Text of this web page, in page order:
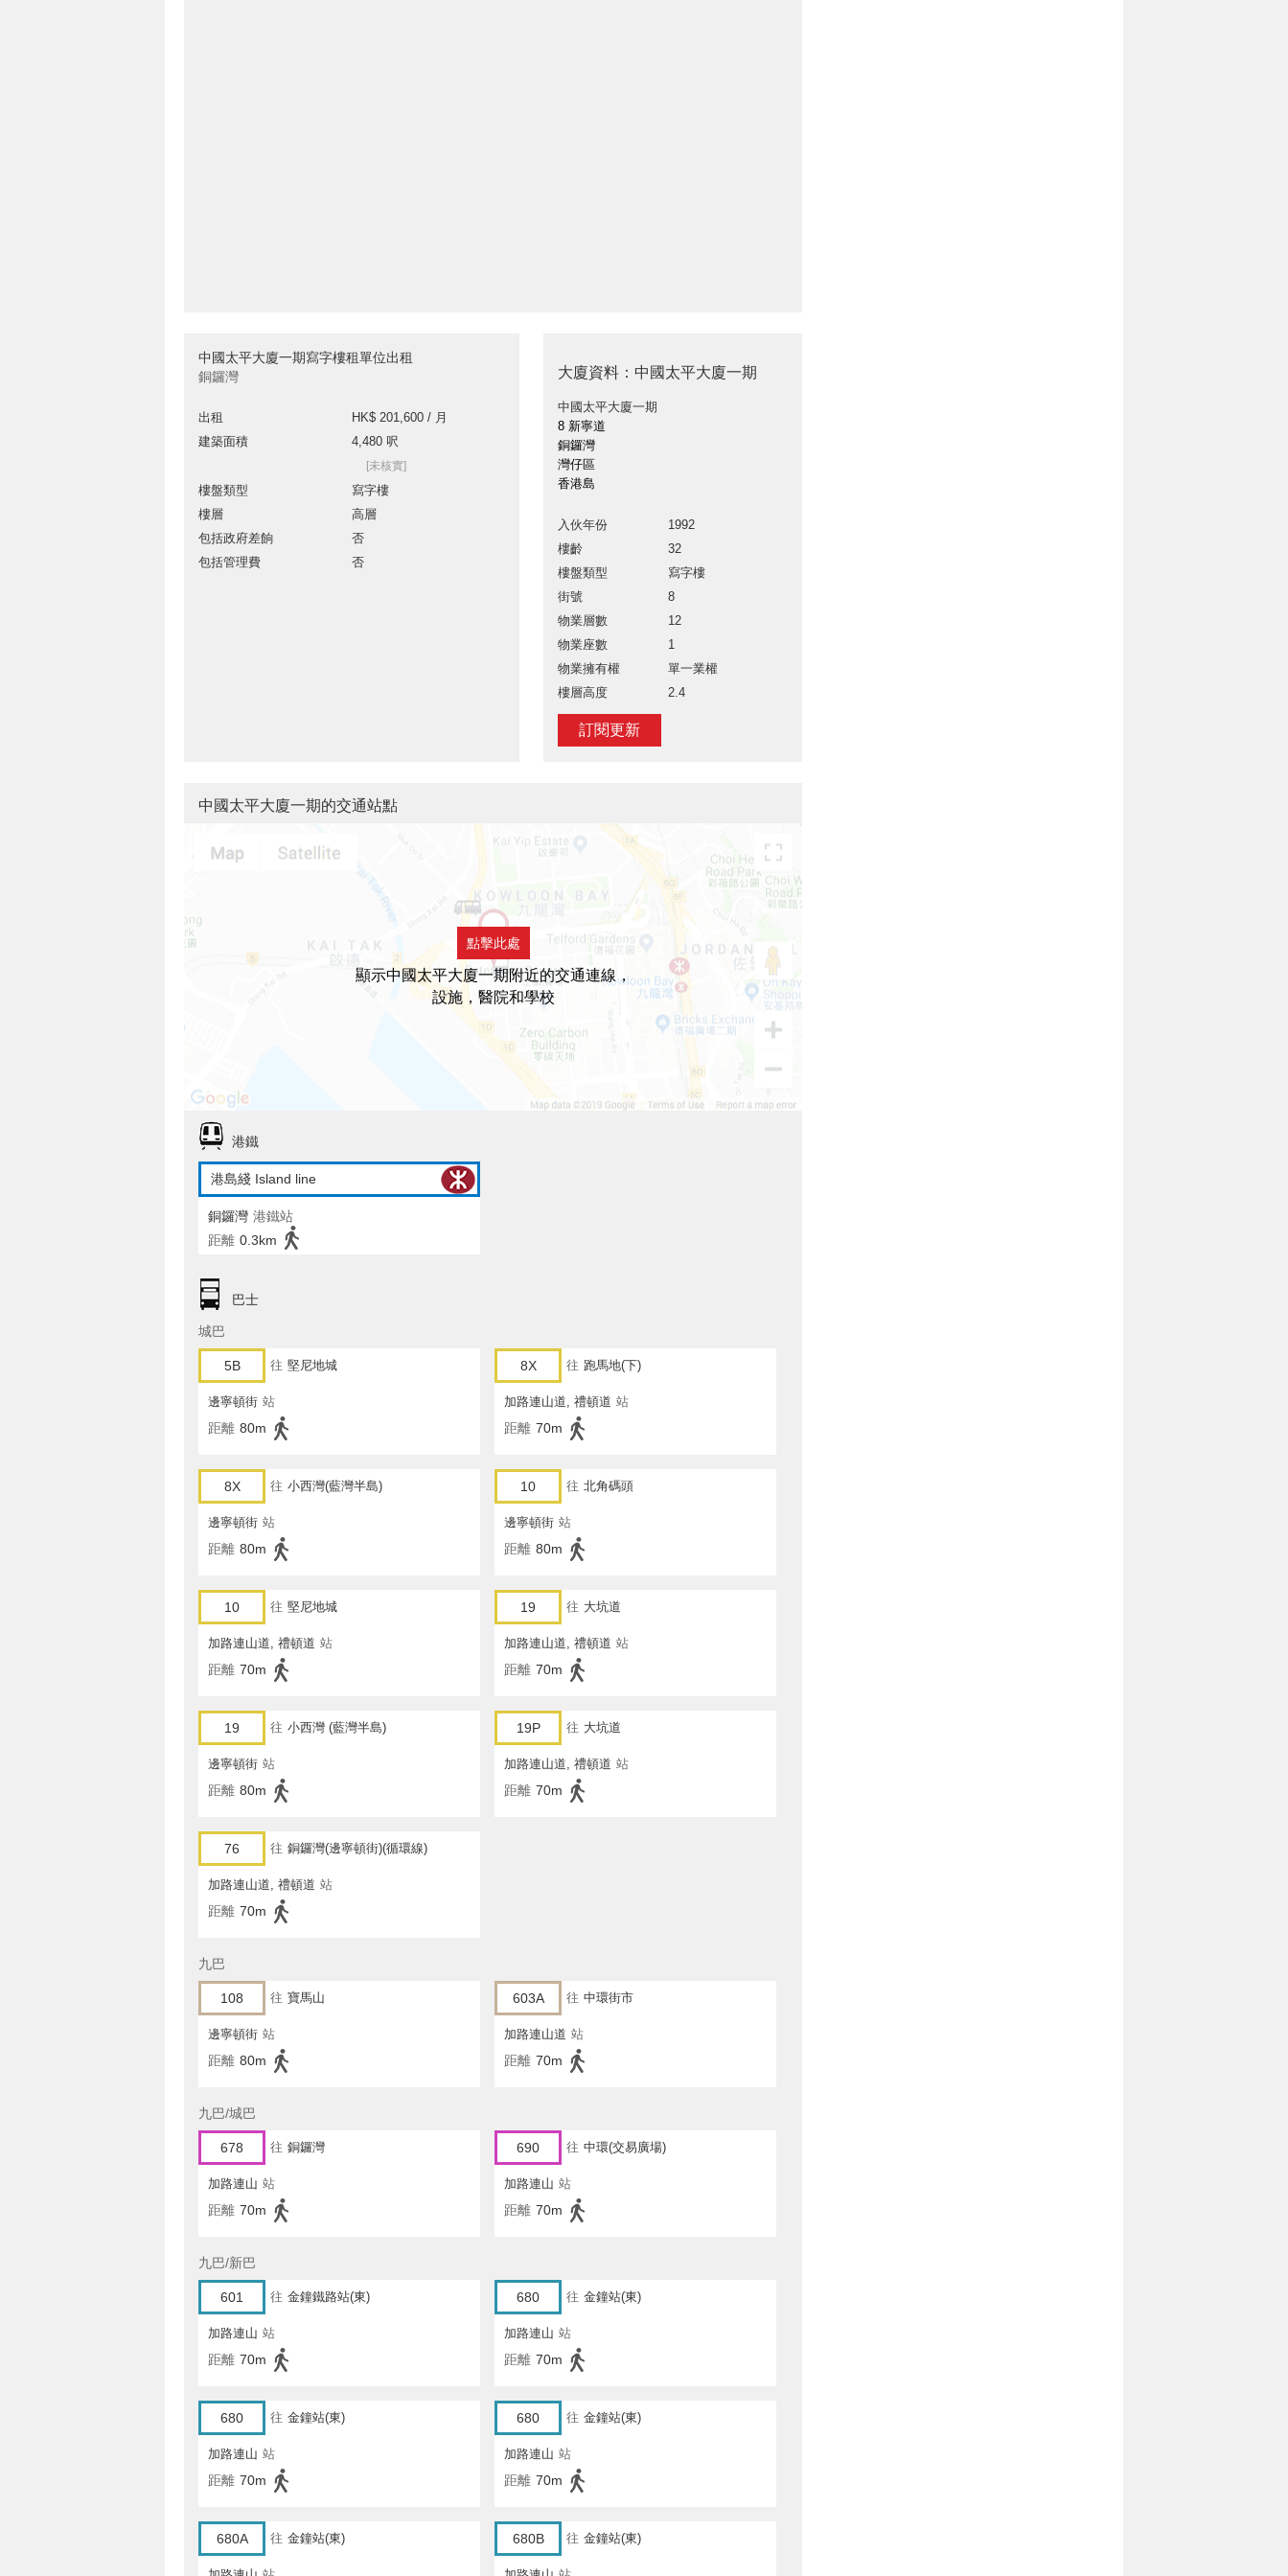
中國太平大廈一期寫字樓租單位出租
銅鑼灣
出租
HK$ 201,600 / 月
建築面積
4,480 呎
[未核實]
樓盤類型
寫字樓
樓層
高層
包括政府差餉
否
包括管理費
否
大廈資料：中國太平大廈一期
中國太平大廈一期
8 新寧道
銅鑼灣
灣仔區
香港島
入伙年份
1992
樓齡
32
樓盤類型
寫字樓
街號
8
物業層數
12
物業座數
1
物業擁有權
單一業權
樓層高度
2.4
訂閱更新
中國太平大廈一期的交通站點
點擊此處
顯示中國太平大廈一期附近的交通連線，
設施，醫院和學校
港鐵
港島綫 Island line
銅鑼灣 港鐵站
距離 0.3km
巴士
城巴
5B 往 堅尼地城
邊寧頓街 站
距離 80m
8X 往 跑馬地(下)
加路連山道, 禮頓道 站
距離 70m
8X 往 小西灣(藍灣半島)
邊寧頓街 站
距離 80m
10 往 北角碼頭
邊寧頓街 站
距離 80m
10 往 堅尼地城
加路連山道, 禮頓道 站
距離 70m
19 往 大坑道
加路連山道, 禮頓道 站
距離 70m
19 往 小西灣 (藍灣半島)
邊寧頓街 站
距離 80m
19P 往 大坑道
加路連山道, 禮頓道 站
距離 70m
76 往 銅鑼灣(邊寧頓街)(循環線)
加路連山道, 禮頓道 站
距離 70m
九巴
108 往 寶馬山
邊寧頓街 站
距離 80m
603A 往 中環街市
加路連山道 站
距離 70m
九巴/城巴
678 往 銅鑼灣
加路連山 站
距離 70m
690 往 中環(交易廣場)
加路連山 站
距離 70m
九巴/新巴
601 往 金鐘鐵路站(東)
加路連山 站
距離 70m
680 往 金鐘站(東)
加路連山 站
距離 70m
680 往 金鐘站(東)
加路連山 站
距離 70m
680 往 金鐘站(東)
加路連山 站
距離 70m
680A 往 金鐘站(東) 680B 往 金鐘站(東)